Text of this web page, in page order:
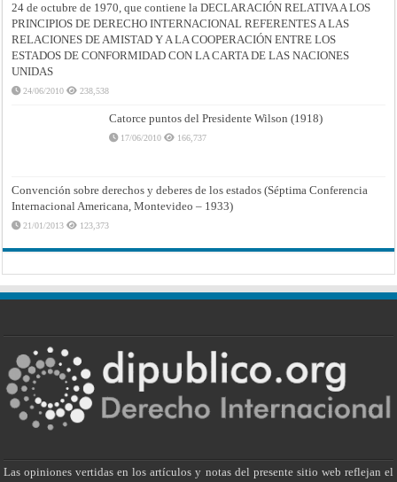
24 de octubre de 1970, que contiene la DECLARACIÓN RELATIVA A LOS
PRINCIPIOS DE DERECHO INTERNACIONAL REFERENTES A LAS
RELACIONES DE AMISTAD Y A LA COOPERACIÓN ENTRE LOS
ESTADOS DE CONFORMIDAD CON LA CARTA DE LAS NACIONES
UNIDAS
24/06/2010 238,538
Catorce puntos del Presidente Wilson (1918)
17/06/2010 166,737
Convención sobre derechos y deberes de los estados (Séptima Conferencia
Internacional Americana, Montevideo – 1933)
21/01/2013 123,373
Las opiniones vertidas en los artículos y notas del presente sitio web reflejan el